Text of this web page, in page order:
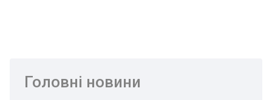
Головні новини